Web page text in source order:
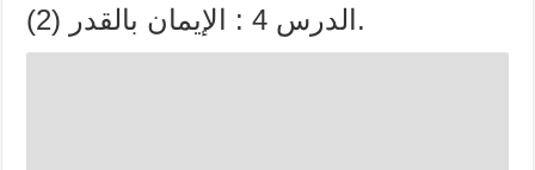
الدرس 4 : الإيمان بالقدر (2).